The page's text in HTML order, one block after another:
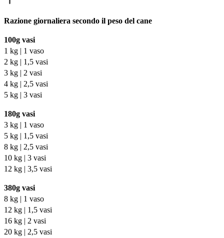
Razione giornaliera secondo il peso del cane
100g vasi
1 kg | 1 vaso
2 kg | 1,5 vasi
3 kg | 2 vasi
4 kg | 2,5 vasi
5 kg | 3 vasi
180g vasi
3 kg | 1 vaso
5 kg | 1,5 vasi
8 kg | 2,5 vasi
10 kg | 3 vasi
12 kg | 3,5 vasi
380g vasi
8 kg | 1 vaso
12 kg | 1,5 vasi
16 kg | 2 vasi
20 kg | 2,5 vasi